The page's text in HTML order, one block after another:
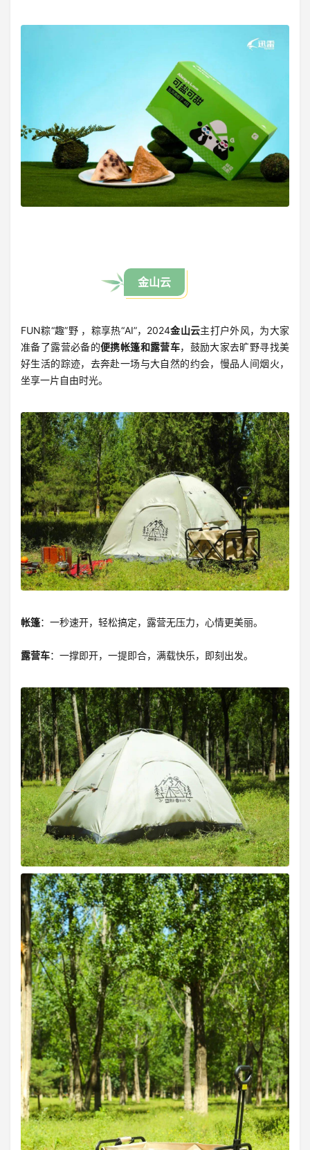
金山云
FUN粽“趣”野 ，粽享热“AI”，2024金山云主打户外风，为大家
准备了露营必备的便携帐篷和露营车，鼓励大家去旷野寻找美
好生活的踪迹，去奔赴一场与大自然的约会，慢品人间烟火，
坐享一片自由时光。
帐篷：一秒速开，轻松搞定，露营无压力，心情更美丽。
露营车：一撑即开，一提即合，满载快乐，即刻出发。